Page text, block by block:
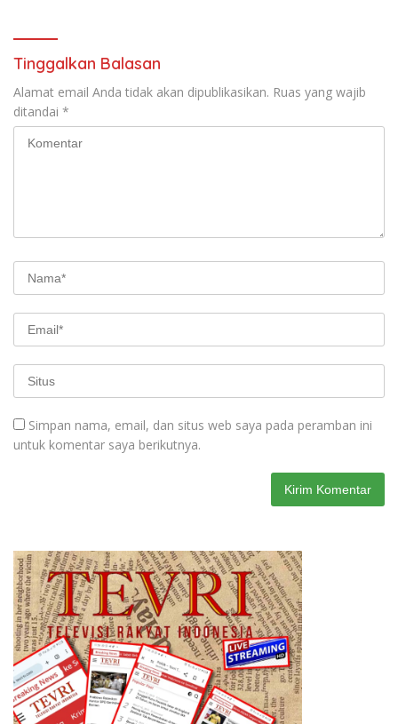
Tinggalkan Balasan
Alamat email Anda tidak akan dipublikasikan. Ruas yang wajib
ditandai *
Simpan nama, email, dan situs web saya pada peramban ini
untuk komentar saya berikutnya.